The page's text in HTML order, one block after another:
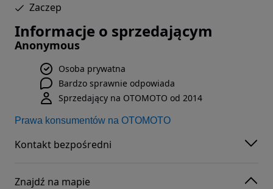
Zaczep
Informacje o sprzedającym
Anonymous
Osoba prywatna
Bardzo sprawnie odpowiada
Sprzedający na OTOMOTO od 2014
Prawa konsumentów na OTOMOTO
Kontakt bezpośredni
Znajdź na mapie